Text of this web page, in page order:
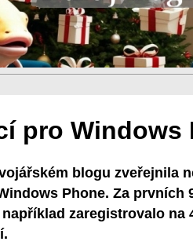
pro Windows
blogu zveřejnila
Phone. Za prvních
zaregistrovalo